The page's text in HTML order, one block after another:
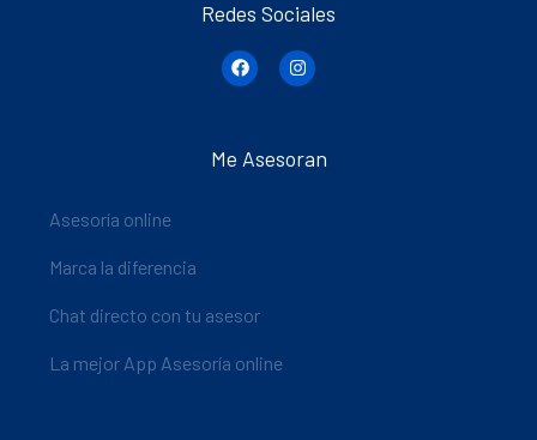
Redes Sociales
Me Asesoran
Asesoría online
Marca la diferencia
Chat directo con tu asesor
La mejor App Asesoría online